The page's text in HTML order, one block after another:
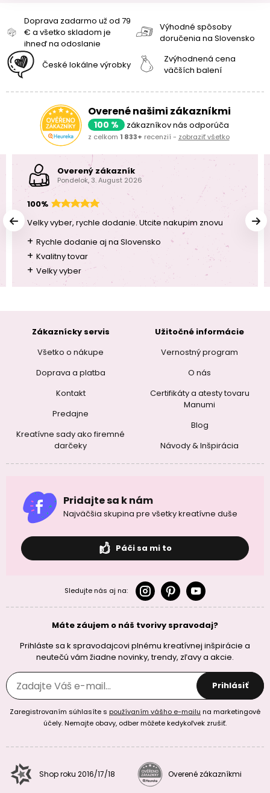
Doprava zadarmo už od 79
€ a všetko skladom je
ihneď na odoslanie
Výhodné spôsoby
doručenia na Slovensko
České lokálne výrobky
Zvýhodnená cena
väčších balení
Overené našimi zákazníkmi
100 % zákazníkov nás odporúča
z celkom 1 833+ recenzií - zobraziť všetko
Overený zákazník
Pondelok, 3. August 2026
100%
Velky vyber, rychle dodanie. Utcite nakupim znovu
+ Rychle dodanie aj na Slovensko
+ Kvalitny tovar
+ Velky vyber
Zákaznícky servis
Všetko o nákupe
Doprava a platba
Kontakt
Predajne
Kreatívne sady ako firemné
darčeky
Užitočné informácie
Vernostný program
O nás
Certifikáty a atesty tovaru
Manumi
Blog
Návody & Inšpirácia
Pridajte sa k nám
Najväčšia skupina pre všetky kreatívne duše
Páči sa mi to
Sledujte nás aj na:
Máte záujem o náš tvorivy spravodaj?
Prihláste sa k spravodajcovi plnému kreatívnej inšpirácie a
neutečú vám žiadne novinky, trendy, zľavy a akcie.
Prihlásiť
Zaregistrovaním súhlasíte s používaním vášho e-mailu na marketingové
účely. Nemajte obavy, odber môžete kedykoľvek zrušiť.
Shop roku 2016/17/18 Overené zákazníkmi